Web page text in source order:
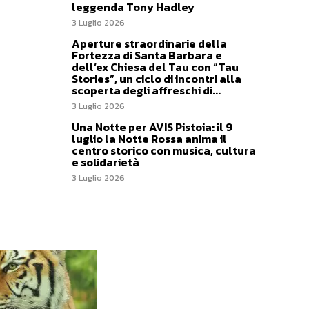
leggenda Tony Hadley
3 Luglio 2026
Aperture straordinarie della
Fortezza di Santa Barbara e
dell’ex Chiesa del Tau con “Tau
Stories”, un ciclo di incontri alla
scoperta degli affreschi di...
3 Luglio 2026
Una Notte per AVIS Pistoia: il 9
luglio la Notte Rossa anima il
centro storico con musica, cultura
e solidarietà
3 Luglio 2026